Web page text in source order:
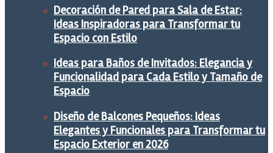
Decoración de Pared para Sala de Estar:
Ideas Inspiradoras para Transformar tu
Espacio con Estilo
Ideas para Baños de Invitados: Elegancia y
Funcionalidad para Cada Estilo y Tamaño de
Espacio
Diseño de Balcones Pequeños: Ideas
Elegantes y Funcionales para Transformar tu
Espacio Exterior en 2026